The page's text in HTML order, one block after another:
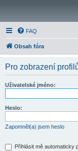
FAQ
Obsah fóra
Pro zobrazení
Uživatelské jméno:
Heslo:
Zapomněl(a) jsem heslo
Přihlásit mě automaticky